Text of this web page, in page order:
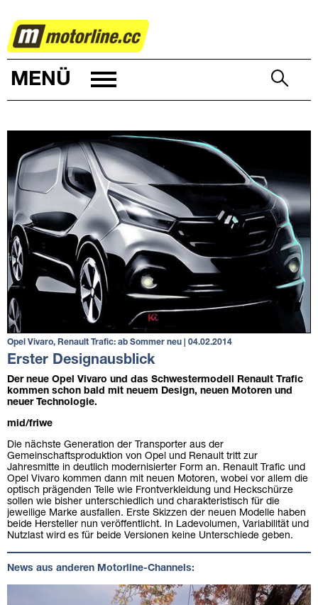
AUTOWELT
MENÜ
Opel Vivaro, Renault Trafic: ab Sommer neu | 04.02.2014
Erster Designausblick
Der neue Opel Vivaro und das Schwestermodell Renault Trafic
kommen schon bald mit neuem Design, neuen Motoren und
neuer Technologie.
mid/friwe
Die nächste Generation der Transporter aus der
Gemeinschaftsproduktion von Opel und Renault tritt zur
Jahresmitte in deutlich modernisierter Form an. Renault Trafic und
Opel Vivaro kommen dann mit neuen Motoren, wobei vor allem die
optisch prägenden Teile wie Frontverkleidung und Heckschürze
sollen wie bisher unterschiedlich und charakteristisch für die
jeweilige Marke ausfallen. Erste Skizzen der neuen Modelle haben
beide Hersteller nun veröffentlicht. In Ladevolumen, Variabilität und
Nutzlast wird es für beide Versionen keine Unterschiede geben.
News aus anderen Motorline-Channels: